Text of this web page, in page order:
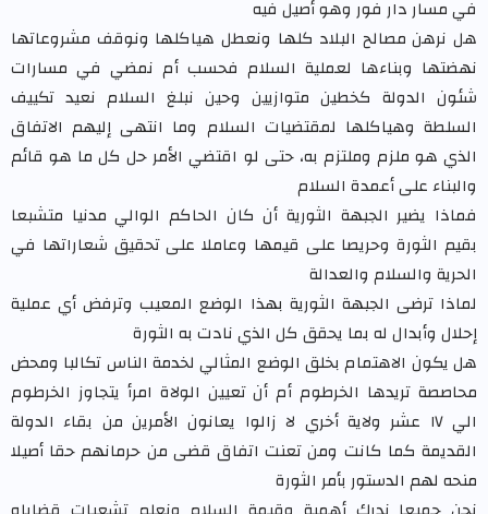
في مسار دار فور وهو أصيل فيه
هل نرهن مصالح البلاد كلها ونعطل هياكلها ونوقف مشروعاتها
نهضتها وبناءها لعملية السلام فحسب أم نمضي في مسارات
شئون الدولة كخطين متوازيين وحين نبلغ السلام نعيد تكييف
السلطة وهياكلها لمقتضيات السلام وما انتهى إليهم الاتفاق
الذي هو ملزم وملتزم به، حتى لو اقتضي الأمر حل كل ما هو قائم
والبناء على أعمدة السلام
فماذا يضير الجبهة الثورية أن كان الحاكم الوالي مدنيا متشبعا
بقيم الثورة وحريصا على قيمها وعاملا على تحقيق شعاراتها في
الحرية والسلام والعدالة
لماذا ترضى الجبهة الثورية بهذا الوضع المعيب وترفض أي عملية
إحلال وأبدال له بما يحقق كل الذي نادت به الثورة
هل يكون الاهتمام بخلق الوضع المثالي لخدمة الناس تكالبا ومحض
محاصصة تريدها الخرطوم أم أن تعيين الولاة امرأ يتجاوز الخرطوم
الي ١٧ عشر ولاية أخري لا زالوا يعانون الأمرين من بقاء الدولة
القديمة كما كانت ومن تعنت اتفاق قضى من حرمانهم حقا أصيلا
منحه لهم الدستور بأمر الثورة